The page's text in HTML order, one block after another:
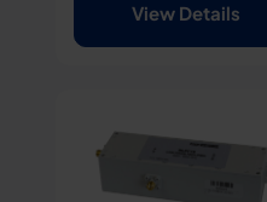
View Details